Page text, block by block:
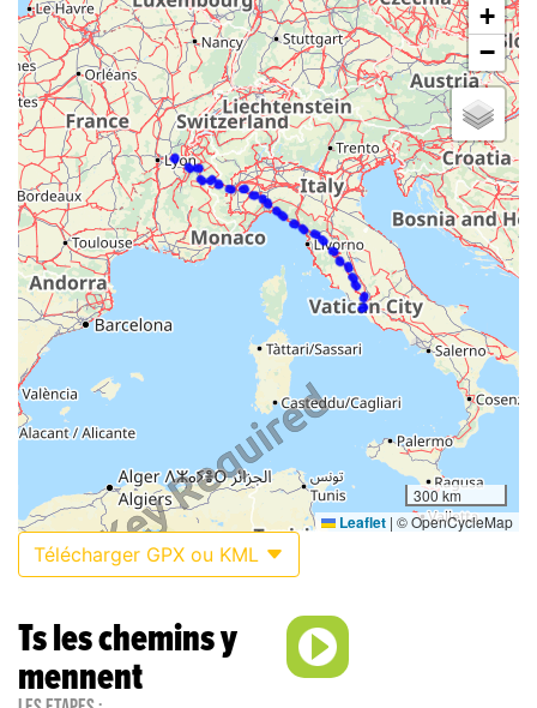
+
−
300 km
Leaflet | © OpenCycleMap
Télécharger GPX ou KML
Ts les chemins y
mennent